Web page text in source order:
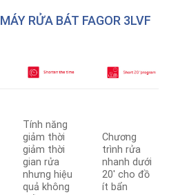
MÁY RỬA BÁT FAGOR 3LVF
Tính năng
giảm thời
giảm thời
gian rửa
nhưng hiệu
quả không
Chương
trình rửa
nhanh dưới
20′ cho đồ
ít bẩn